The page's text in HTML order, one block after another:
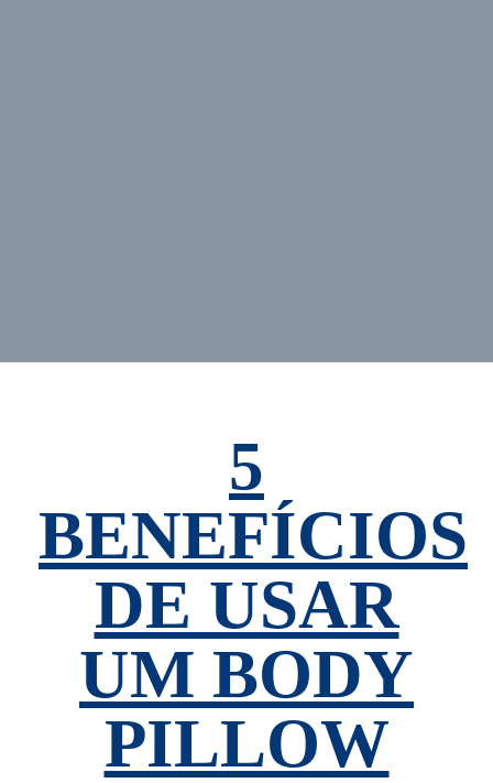
5
BENEFÍCIOS
DE USAR
UM BODY
PILLOW